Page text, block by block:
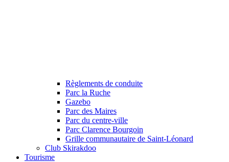
Règlements de conduite
Parc la Ruche
Gazebo
Parc des Maires
Parc du centre-ville
Parc Clarence Bourgoin
Grille communautaire de Saint-Léonard
Club Skirakdoo
Tourisme